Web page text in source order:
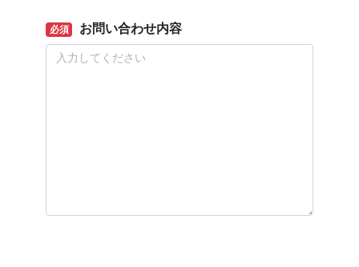
必須 お問い合わせ内容